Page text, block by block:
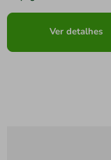
Ver detalhes